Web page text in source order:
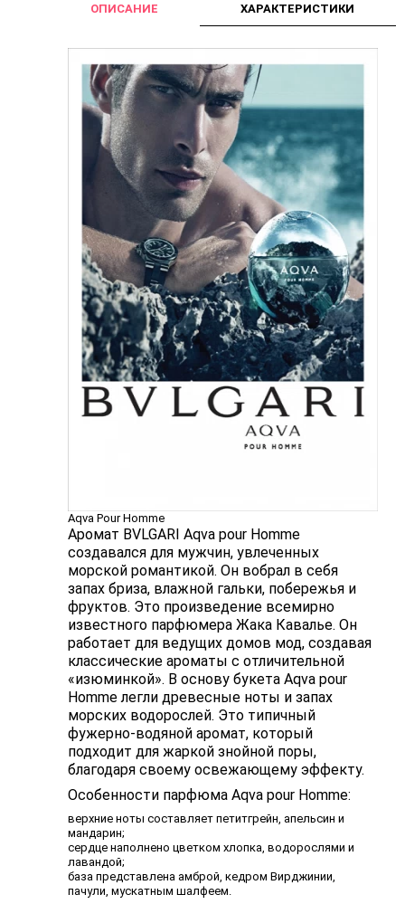
ОПИСАНИЕ ХАРАКТЕРИСТИКИ
Aqva Pour Homme
Аромат BVLGARI Aqva pour Homme
создавался для мужчин, увлеченных
морской романтикой. Он вобрал в себя
запах бриза, влажной гальки, побережья и
фруктов. Это произведение всемирно
известного парфюмера Жака Кавалье. Он
работает для ведущих домов мод, создавая
классические ароматы с отличительной
«изюминкой». В основу букета Aqva pour
Homme легли древесные ноты и запах
морских водорослей. Это типичный
фужерно-водяной аромат, который
подходит для жаркой знойной поры,
благодаря своему освежающему эффекту.
Особенности парфюма Aqva pour Homme:
верхние ноты составляет петитгрейн, апельсин и
мандарин;
сердце наполнено цветком хлопка, водорослями и
лавандой;
база представлена амброй, кедром Вирджинии,
пачули, мускатным шалфеем.